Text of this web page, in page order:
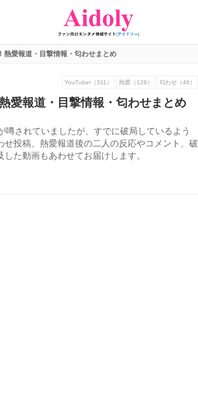
熱愛報道・目撃情報・匂わせまとめ
YouTuber（311） 熱愛（129） 匂わせ（46）
愛報道・目撃情報・匂わせまとめ
噂されていましたが、すでに破局しているよう
投稿、熱愛報道後の二人の反応やコメント、破
た動画もあわせてお届けします。